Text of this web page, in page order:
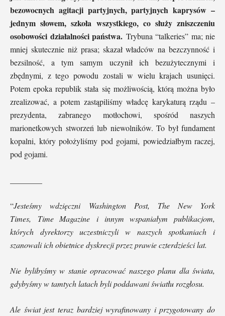
bezowocnych agitacji partyjnych, partyjnych kaprysów –
jednym słowem, szkoła wszystkiego, co służy zniszczeniu
osobowości działalności państwa. Trybuna “talkeries” ma; nie
mniej skutecznie niż prasa; skazał władców na bezczynność i
bezsilność, a tym samym uczynił ich bezużytecznymi i
zbędnymi, z tego powodu zostali w wielu krajach usunięci.
Potem epoka republik stała się możliwością, którą można było
zrealizować, a potem zastąpiliśmy władcę karykaturą rządu –
prezydenta, zabranego motłochowi, spośród naszych
marionetkowych stworzeń lub niewolników. To był fundament
kopalni, który położyliśmy pod gojami, powiedziałbym raczej,
pod gojami.
“Jesteśmy wdzięczni Washington Post,
The New York
Times,
Time Magazine
i innym wspaniałym publikacjom,
których dyrektorzy uczestniczyli w naszych spotkaniach i
szanowali ich obietnice dyskrecji przez prawie czterdzieści lat.
Nie bylibyśmy w stanie opracować naszego planu dla świata,
gdybyśmy w tamtych latach byli poddawani światłu rozgłosu.
Ale świat jest teraz bardziej wyrafinowany i przygotowany do